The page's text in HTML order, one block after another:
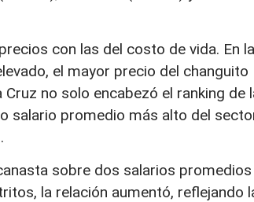
con las del costo de vida. En la
el mayor precio del changuito
no solo encabezó el ranking de
salario promedio más alto del
sobre dos salarios promedios
la relación aumentó, reflejando